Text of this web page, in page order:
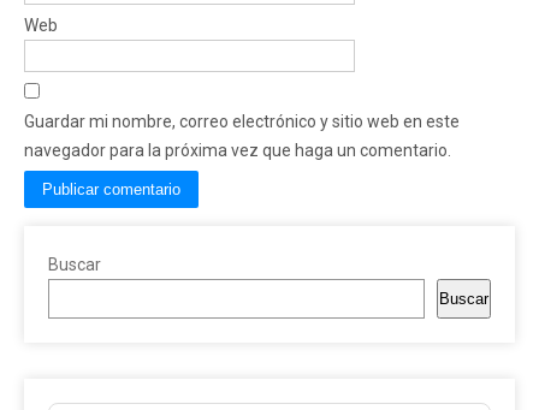
Web
Guardar mi nombre, correo electrónico y sitio web en este
navegador para la próxima vez que haga un comentario.
Buscar
Buscar